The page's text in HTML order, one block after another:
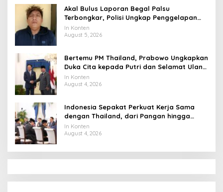
Akal Bulus Laporan Begal Palsu
Terbongkar, Polisi Ungkap Penggelapan
Uang Perusahaan untuk Crypto
In Konten
August 5, 2026
Bertemu PM Thailand, Prabowo Ungkapkan
Duka Cita kepada Putri dan Selamat Ulang
Tahun ke Raja Thailand
In Konten
August 4, 2026
Indonesia Sepakat Perkuat Kerja Sama
dengan Thailand, dari Pangan hingga
Ekonomi Digital
In Konten
August 4, 2026